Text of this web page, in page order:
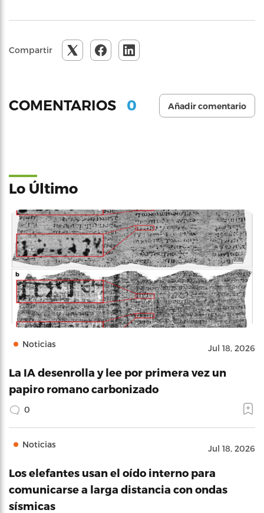
Compartir
COMENTARIOS 0 Añadir comentario
Lo Último
Noticias Jul 18, 2026
La IA desenrolla y lee por primera vez un
papiro romano carbonizado
0
Noticias Jul 18, 2026
Los elefantes usan el oído interno para
comunicarse a larga distancia con ondas
sísmicas